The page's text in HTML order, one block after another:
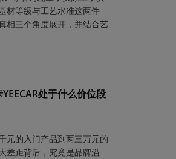
材等级与工艺水准这两件
相三个角度展开，并结合艺
处于什么价位段
的入门产品到两三万元的
差距背后，究竟是品牌溢